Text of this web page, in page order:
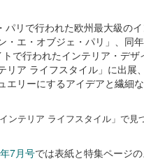
リで行われた欧州最大級の
・エ・オブジェ・パリ」、同
で行われたインテリア・デザ
リア ライフスタイル」に出展
エリーにするアイデアと繊細
ンテリア ライフスタイル」で見
7月号では表紙と特集ページ